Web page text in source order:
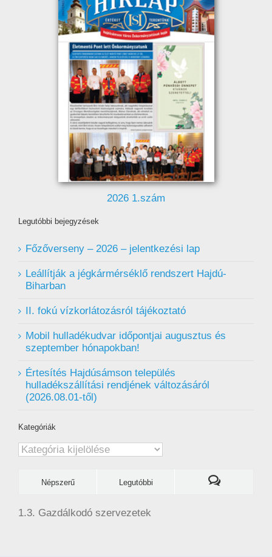
2026 1.szám
Legutóbbi bejegyzések
Főzőverseny – 2026 – jelentkezési lap
Leállítják a jégkármérséklő rendszert Hajdú-
Biharban
II. fokú vízkorlátozásról tájékoztató
Mobil hulladékudvar ️időpontjai augusztus és
szeptember hónapokban!
Értesítés Hajdúsámson település
hulladékszállítási rendjének változásáról
(2026.08.01-től)
Kategóriák
Kategóriák
Népszerű Legutóbbi
1.3. Gazdálkodó szervezetek